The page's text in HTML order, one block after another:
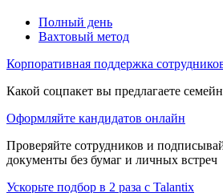
Полный день
Вахтовый метод
Корпоративная поддержка
Какой соцпакет вы предлагаете
Оформляйте кандидатов онлайн
Проверяйте сотрудников и
документы без бумаг и личных встреч
Ускорьте подбор в 2 раза с Talantix